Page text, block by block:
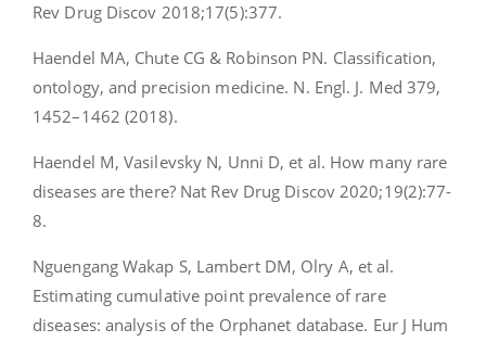
Rev Drug Discov 2018;17(5):377.
Haendel MA, Chute CG & Robinson PN. Classification,
ontology, and precision medicine. N. Engl. J. Med 379,
1452–1462 (2018).
Haendel M, Vasilevsky N, Unni D, et al. How many rare
diseases are there? Nat Rev Drug Discov 2020;19(2):77-
8.
Nguengang Wakap S, Lambert DM, Olry A, et al.
Estimating cumulative point prevalence of rare
diseases: analysis of the Orphanet database. Eur J Hum